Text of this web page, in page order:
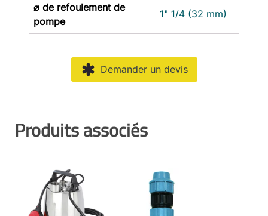
⌀ de refoulement de
pompe
1" 1/4 (32 mm)
Demander un devis
Produits associés